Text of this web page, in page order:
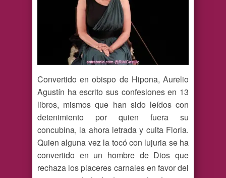
Convertido en obispo de Hipona, Aurelio
Agustín ha escrito sus confesiones en 13
libros, mismos que han sido leídos con
detenimiento por quien fuera su
concubina, la ahora letrada y culta Floria.
Quien alguna vez la tocó con lujuria se ha
convertido en un hombre de Dios que
rechaza los placeres carnales en favor del